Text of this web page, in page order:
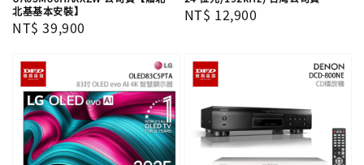
北基基本安裝】
Regular
NT$ 39,900
Regular
NT$ 12,900